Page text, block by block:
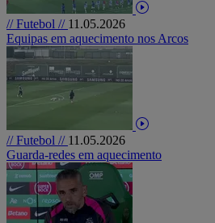
// Futebol // 11.05.2026
Equipas em aquecimento nos Arcos
// Futebol // 11.05.2026
Guarda-redes em aquecimento